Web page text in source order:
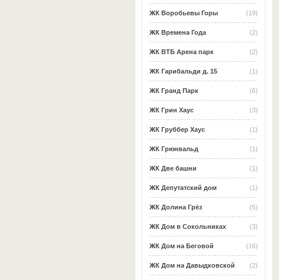
(19)
ЖК Воробьевы Горы
(2)
ЖК Времена Года
(2)
ЖК ВТБ Арена парк
(1)
ЖК Гарибальди д. 15
(6)
ЖК Гранд Парк
(3)
ЖК Грин Хаус
(1)
ЖК Груббер Хаус
(1)
ЖК Грюнвальд
(1)
ЖК Две башни
(1)
ЖК Депутатский дом
(5)
ЖК Долина Грёз
(3)
ЖК Дом в Сокольниках
(16)
ЖК Дом на Беговой
(2)
ЖК Дом на Давыдковской